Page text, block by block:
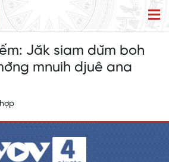
Jăk siam dŭm boh
mnuih djuê ana